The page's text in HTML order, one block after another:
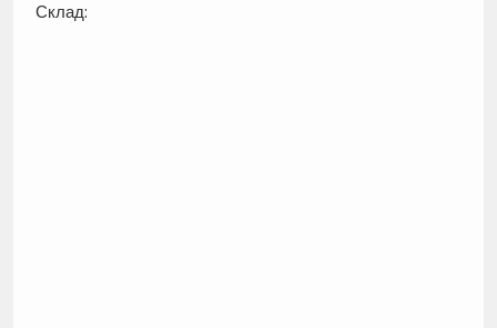
Склад: